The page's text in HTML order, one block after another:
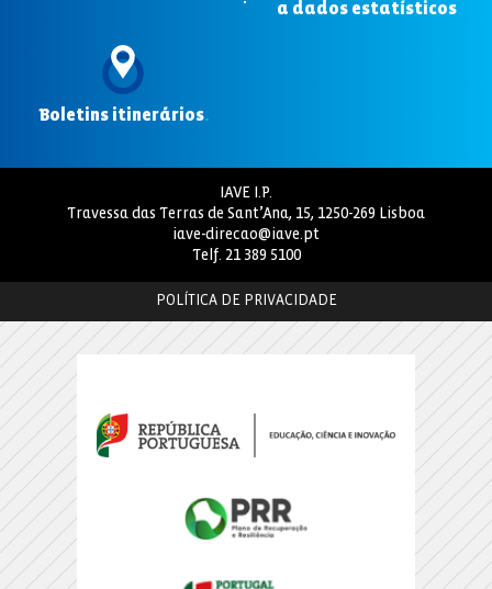
a dados estatísticos
Boletins itinerários.
IAVE I.P.
Travessa das Terras de Sant’Ana, 15, 1250-269 Lisboa
iave-direcao@iave.pt
Telf. 21 389 5100
POLÍTICA DE PRIVACIDADE